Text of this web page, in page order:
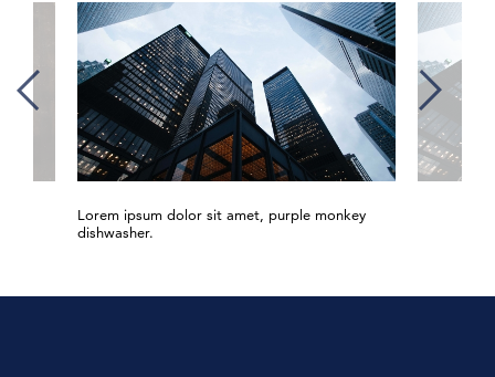
Lorem ipsum dolor sit amet, purple monkey
dishwasher.